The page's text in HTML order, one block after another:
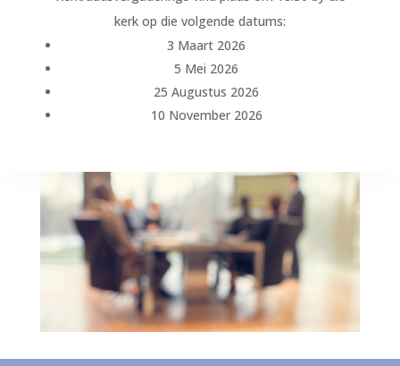
kerk op die volgende datums:
3 Maart 2026
5 Mei 2026
25 Augustus 2026
10 November 2026